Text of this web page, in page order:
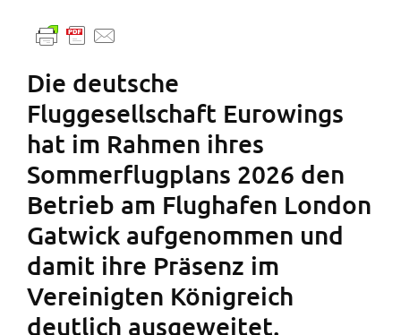
Die deutsche
Fluggesellschaft Eurowings
hat im Rahmen ihres
Sommerflugplans 2026 den
Betrieb am Flughafen London
Gatwick aufgenommen und
damit ihre Präsenz im
Vereinigten Königreich
deutlich ausgeweitet.